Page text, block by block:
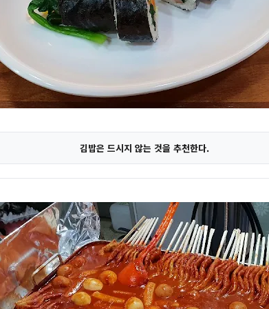
김밥은 드시지 않는 것을 추천한다.